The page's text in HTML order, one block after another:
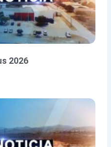
2026